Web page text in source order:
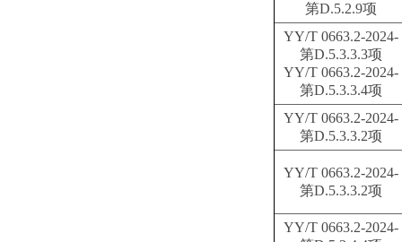
第D.5.2.9项
YY/T 0663.2-2024-
第D.5.3.3.3项
YY/T 0663.2-2024-
第D.5.3.3.4项
YY/T 0663.2-2024-
第D.5.3.3.2项
YY/T 0663.2-2024-
第D.5.3.3.2项
YY/T 0663.2-2024-